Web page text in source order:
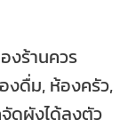
งร้านควร
งดื่ม, ห้องครัว,
ดผังได้ลงตัว